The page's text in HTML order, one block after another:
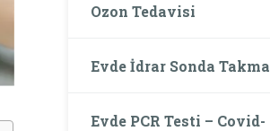
Ozon Tedavisi
Evde İdrar Sonda Takma
Evde PCR Testi – Covid-